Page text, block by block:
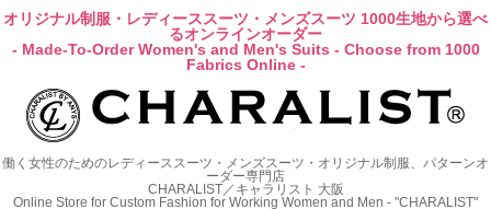
オリジナル制服・レディーススーツ・メンズスーツ 1000生地から選べ
るオンラインオーダー
- Made-To-Order Women's and Men's Suits - Choose from 1000
Fabrics Online -
働く女性のためのレディーススーツ・メンズスーツ・オリジナル制服、パターンオ
ーダー専門店
CHARALIST／キャラリスト 大阪
Online Store for Custom Fashion for Working Women and Men - "CHARALIST"